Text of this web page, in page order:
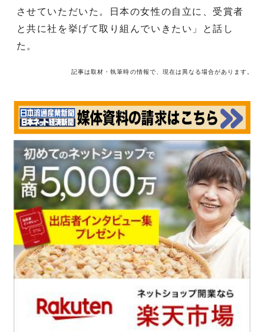
させていただいた。日本の女性の自立に、受賞者
と共に社を挙げて取り組んでいきたい」と話し
た。
記事は取材・執筆時の情報で、現在は異なる場合があります。